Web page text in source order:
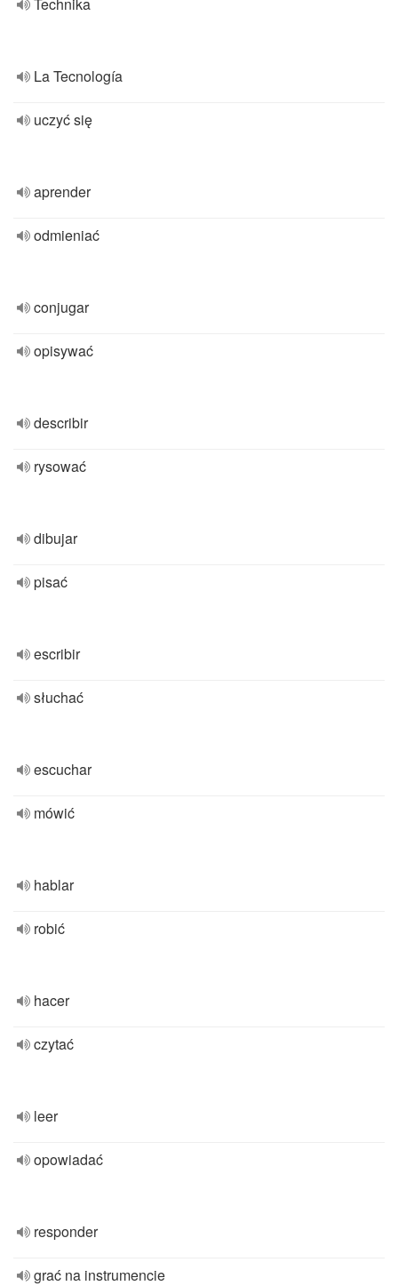
La Tecnología
uczyć się
aprender
odmieniać
conjugar
opisywać
describir
rysować
dibujar
pisać
escribir
słuchać
escuchar
mówić
hablar
robić
hacer
czytać
leer
opowiadać
responder
grać na instrumencie